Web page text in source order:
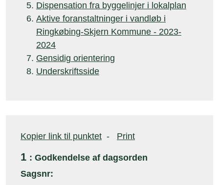
Dispensation fra byggelinjer i lokalplan
Aktive foranstaltninger i vandløb i
Ringkøbing-Skjern Kommune - 2023-
2024
Gensidig orientering
Underskriftsside
Kopier link til punktet - Print
1 : Godkendelse af dagsorden
Sagsnr: